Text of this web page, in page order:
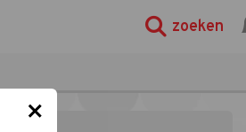
zoeken
×